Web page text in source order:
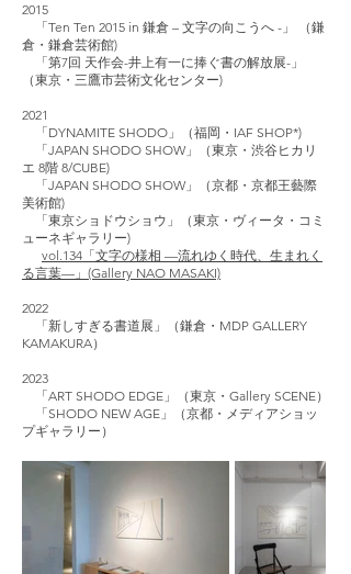
2015
「Ten Ten 2015 in 鎌倉 – 文字の向こうへ -」 （鎌
倉・鎌倉芸術館)
「第7回 天作会-井上有一に捧ぐ書の解放展-」
（東京・三鷹市芸術文化センター)
2021
「DYNAMITE SHODO」（福岡・IAF SHOP*)
「JAPAN SHODO SHOW」（東京・渋谷ヒカリ
エ 8階 8/CUBE)
「JAPAN SHODO SHOW」（京都・京都王藝際
美術館)
「東京ショドウショウ」（東京・ヴィータ・コミ
ューネギャラリー)
vol.134「文字の様相 ––流れゆく時代、生まれく
る言葉––」(Gallery NAO MASAKI)
2022
「新しすぎる書道展」（鎌倉・MDP GALLERY
KAMAKURA）
2023
「ART SHODO EDGE」（東京・Gallery SCENE）
「SHODO NEW AGE」（京都・メディアショッ
プギャラリー）